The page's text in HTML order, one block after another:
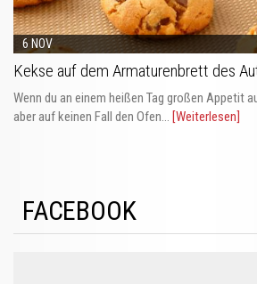
6 NOV
Kekse auf dem Armaturenbrett des
Wenn du an einem heißen Tag großen Appetit
aber auf keinen Fall den Ofen... [Weiterlesen]
FACEBOOK